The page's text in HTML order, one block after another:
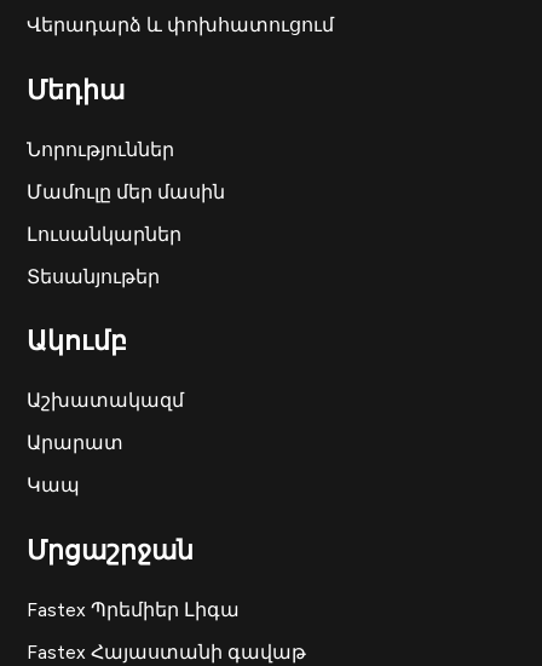
Վերադարձ և փոխհատուցում
Մեդիա
Նորություններ
Մամուլը մեր մասին
Լուսանկարներ
Տեսանյութեր
Ակումբ
Աշխատակազմ
Արարատ
Կապ
Մրցաշրջան
Fastex Պրեմիեր Լիգա
Fastex Հայաստանի գավաթ